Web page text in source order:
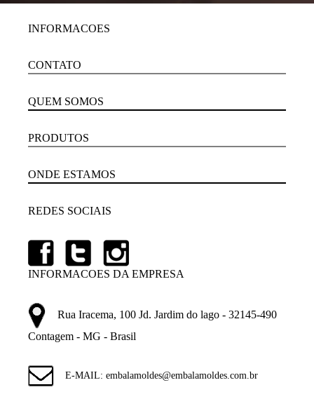
INFORMACOES
CONTATO
QUEM SOMOS
PRODUTOS
ONDE ESTAMOS
REDES SOCIAIS
INFORMACOES DA EMPRESA
Rua Iracema, 100 Jd. Jardim do lago - 32145-490
Contagem - MG - Brasil
E-MAIL: embalamoldes@embalamoldes.com.br